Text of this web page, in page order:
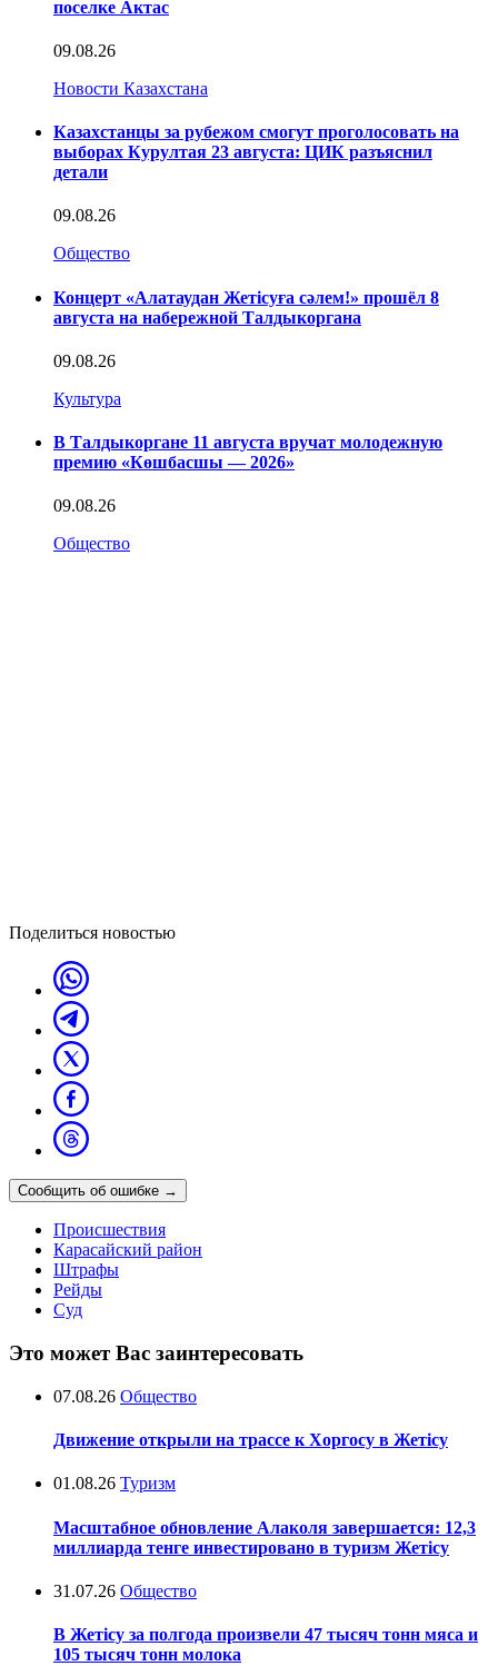
поселке Актас
09.08.26
Новости Казахстана
Казахстанцы за рубежом смогут проголосовать на
выборах Курултая 23 августа: ЦИК разъяснил
детали
09.08.26
Общество
Концерт «Алатаудан Жетісуға сәлем!» прошёл 8
августа на набережной Талдыкоргана
09.08.26
Культура
В Талдыкоргане 11 августа вручат молодежную
премию «Көшбасшы — 2026»
09.08.26
Общество
Поделиться новостью
Сообщить об ошибке →
Происшествия
Карасайский район
Штрафы
Рейды
Суд
Это может Вас заинтересовать
07.08.26 Общество
Движение открыли на трассе к Хоргосу в Жетісу
01.08.26 Туризм
Масштабное обновление Алаколя завершается: 12,3
миллиарда тенге инвестировано в туризм Жетісу
31.07.26 Общество
В Жетісу за полгода произвели 47 тысяч тонн мяса и
105 тысяч тонн молока